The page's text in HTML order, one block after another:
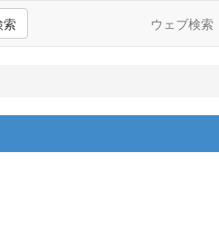
索 ウェブ検索